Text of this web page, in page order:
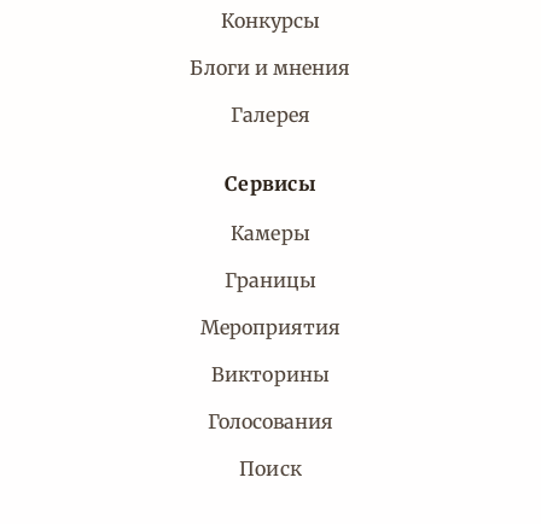
Конкурсы
Блоги и мнения
Галерея
Сервисы
Камеры
Границы
Мероприятия
Викторины
Голосования
Поиск